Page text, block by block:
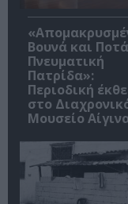
Βουνά και
Πνευματική
Πατρίδα»:
Περιοδική
στο
Μουσείο